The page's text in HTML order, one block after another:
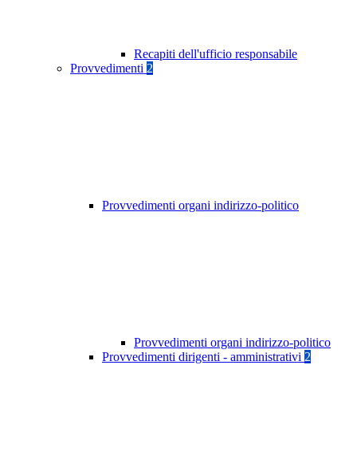
Recapiti dell'ufficio responsabile
Provvedimenti 2
Provvedimenti organi indirizzo-politico
Provvedimenti organi indirizzo-politico
Provvedimenti dirigenti - amministrativi 2